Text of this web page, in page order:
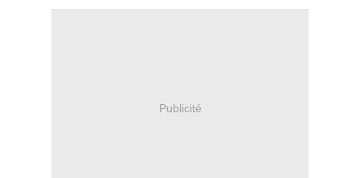
Publicité